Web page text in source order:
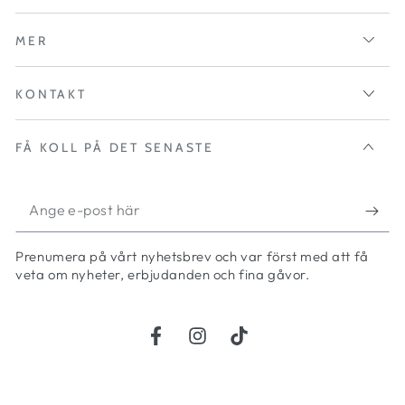
MER
KONTAKT
FÅ KOLL PÅ DET SENASTE
Ange
e-
post
Prenumera på vårt nyhetsbrev och var först med att få
veta om nyheter, erbjudanden och fina gåvor.
FacebookInstagramTikTok